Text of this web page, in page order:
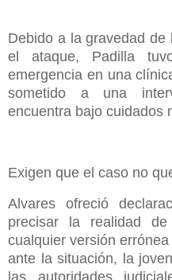
Debido a la gravedad
el ataque, Padilla
emergencia en una
sometido a una
encuentra bajo cuidados
Exigen que el caso no
Alvares ofreció
precisar la realidad
cualquier versión
ante la situación, la